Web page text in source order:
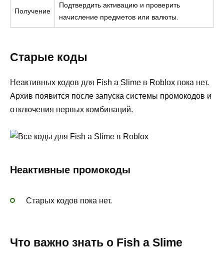
Получение
Подтвердить активацию и проверить
начисление предметов или валюты.
Старые коды
Неактивных кодов для Fish a Slime в Roblox пока нет.
Архив появится после запуска системы промокодов и
отключения первых комбинаций.
Неактивные промокоды
Старых кодов пока нет.
Что важно знать о Fish a Slime